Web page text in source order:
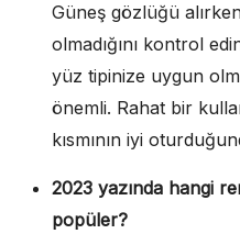
Güneş gözlüğü
olmadığını kontrol
yüz tipinize uygun
önemli. Rahat bir
kısmının iyi
2023 yazında hangi
popüler?